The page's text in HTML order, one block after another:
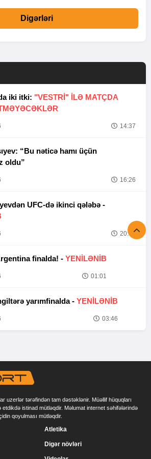
Digərləri
iki itki: "VESTRİ" İLƏ MATÇDA
14:37
“Bu nəticə hamı üçün
oldu”
16:26
Tofiq Musayevdən UFC-də ikinci qələbə -
20:52
finalda! - YENİLƏNİB
01:01
yarımfinalda - YENİLƏNİB
03:46
uzerlər tərəfindən tam dəstəklənir. Müəllif hüquqları
istinad mütləqdir. Məlumat internet səhifələrində
qoyulması mütləqdir.
Atletika
Digər növləri